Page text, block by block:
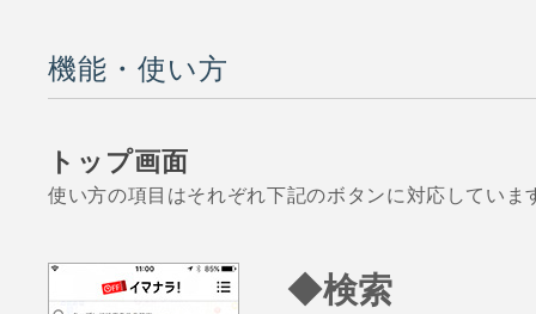
機能・使い方
トップ画面
使い方の項目はそれぞれ下記のボタンに対応していま
◆検索